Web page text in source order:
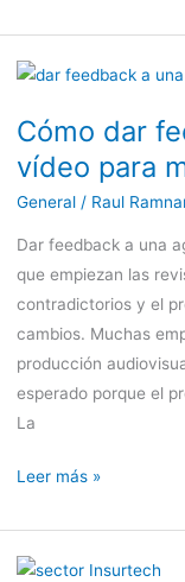
Cómo dar
vídeo para
General/ Raul
Dar feedback a una
que empiezan las
contradictorios y el
cambios. Muchas
producción
esperado porque el
La
Cómo
feedback
a
de
vídeo
para
mejorar
el
resultado
final
Leer más »
Uso